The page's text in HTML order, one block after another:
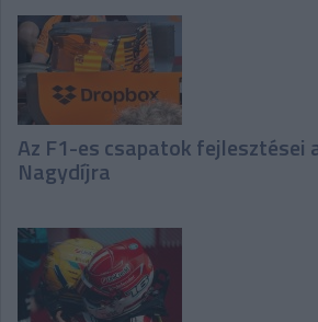
Az F1-es csapatok fejlesztései
Nagydíjra